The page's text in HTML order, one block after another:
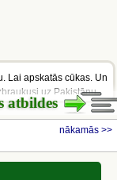
Lai apskatās cūkas. Un
uz Pakistānu,
atbildes
nākamās >>